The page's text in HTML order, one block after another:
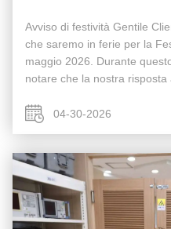
Avviso di festività Gentile
che saremo in ferie per la
maggio 2026. Durante
notare che la nostra
telefonicam...
04-30-2026